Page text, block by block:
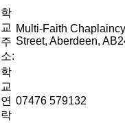
학
교
주
소:
Multi-Faith
Street, Aberdeen,
학
교
연
락
07476 579132